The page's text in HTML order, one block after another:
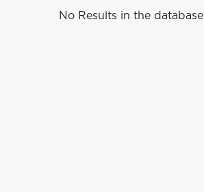
No Results in the database